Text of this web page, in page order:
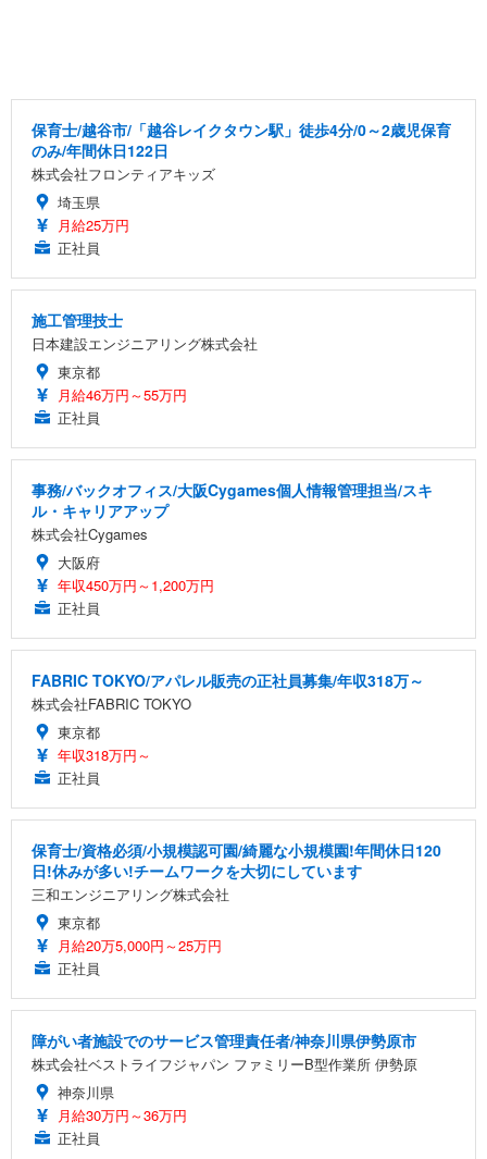
保育士/越谷市/「越谷レイクタウン駅」徒歩4分/0～2歳児保育
のみ/年間休日122日
株式会社フロンティアキッズ
埼玉県
月給25万円
正社員
施工管理技士
日本建設エンジニアリング株式会社
東京都
月給46万円～55万円
正社員
事務/バックオフィス/大阪Cygames個人情報管理担当/スキ
ル・キャリアアップ
株式会社Cygames
大阪府
年収450万円～1,200万円
正社員
FABRIC TOKYO/アパレル販売の正社員募集/年収318万～
株式会社FABRIC TOKYO
東京都
年収318万円～
正社員
保育士/資格必須/小規模認可園/綺麗な小規模園!年間休日120
日!休みが多い!チームワークを大切にしています
三和エンジニアリング株式会社
東京都
月給20万5,000円～25万円
正社員
障がい者施設でのサービス管理責任者/神奈川県伊勢原市
株式会社ベストライフジャパン ファミリーB型作業所 伊勢原
神奈川県
月給30万円～36万円
正社員